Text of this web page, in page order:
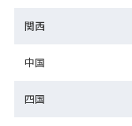
関西
中国
四国